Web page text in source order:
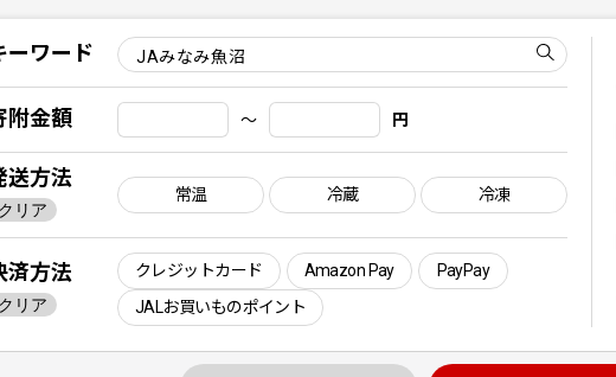
ーワード
附金額 〜 円
送方法
リア
常温 冷蔵 冷凍
済方法
リア
クレジットカード Amazon Pay
PayPay
JALお買いものポイント